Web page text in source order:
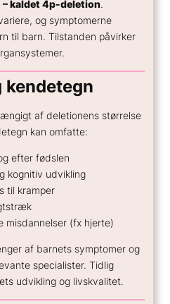
påvirke humøret?
kaldet 4p-deletion.
og symptomerne
til barn. Tilstanden påvirker
kendetegn
af deletionens størrelse
kan omfatte:
efter fødslen
kognitiv udvikling
til kramper
misdannelser (fx hjerte)
af barnets symptomer og
specialister. Tidlig
udvikling og livskvalitet.